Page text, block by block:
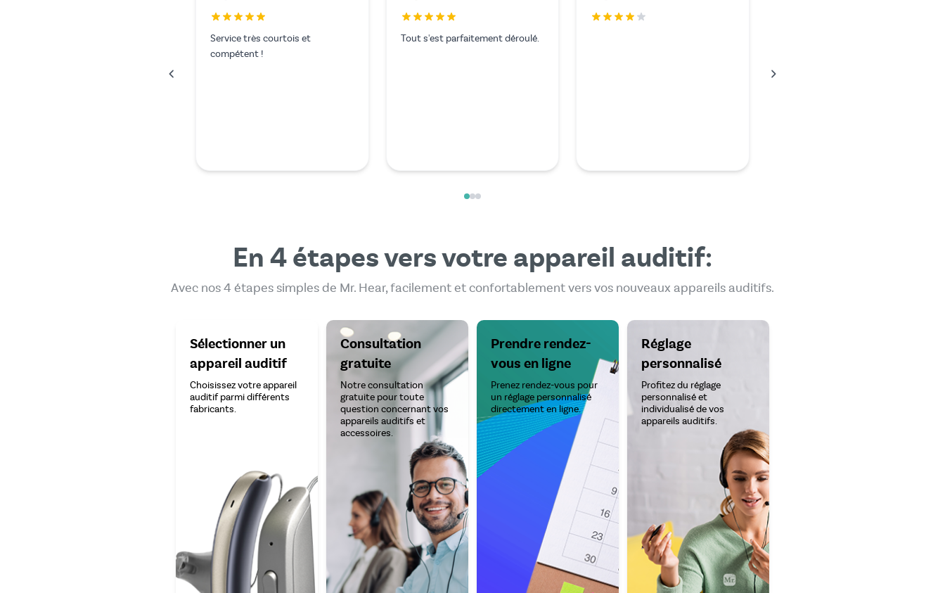
Le service était exceptionnel et je
En 4 étapes vers votre appareil auditif:
Avec nos 4 étapes simples de Mr. Hear, facilement et confortablement vers vos nouveaux appareils auditifs.
Sélectionner un
appareil auditif
Choisissez votre appareil
auditif parmi différents
fabricants.
Consultation
gratuite
Notre consultation
gratuite pour toute
question concernant vos
appareils auditifs et
accessoires.
Prendre rendez-
vous en ligne
Prenez rendez-vous pour
un réglage personnalisé
directement en ligne.
Réglage
personnalisé
Profitez du réglage
personnalisé et
individualisé de vos
appareils auditifs.